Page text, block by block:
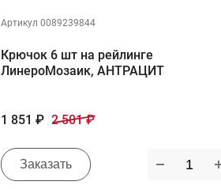
Артикул 0089239844
Крючок 6 шт на рейлинге
ЛинероМозаик, АНТРАЦИТ
1 851 ₽ 2 501 ₽
Заказать